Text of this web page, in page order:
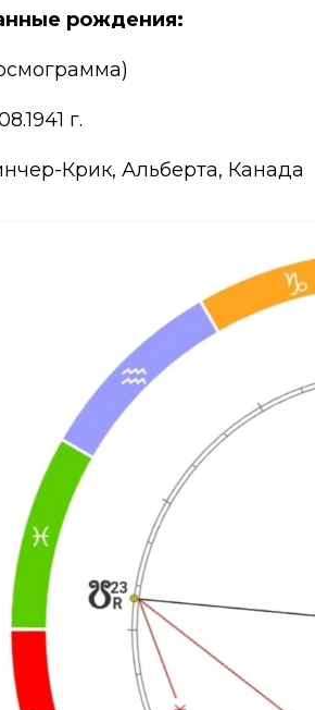
рождения:
г.
Крик, Альберта, Канада